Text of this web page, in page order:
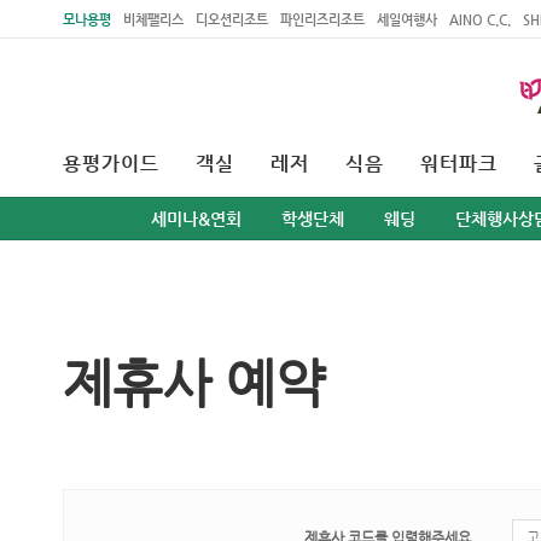
모나용평 비체팰리스 디오션리조트 파인리즈리조트 세일여행사 AINO C.C.
용평가이드 객실 레저 식음 워터파크
세미나&연회 학생단체 웨딩 단체행사상
제휴사 예약
제휴사 코드를 입력해주세요.